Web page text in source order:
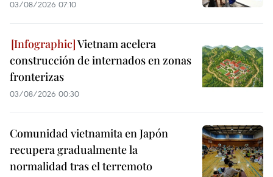
03/08/2026 07:10
Vietnam acelera
construcción de internados en zonas
fronterizas
03/08/2026 00:30
Comunidad vietnamita en Japón
recupera gradualmente la
normalidad tras el terremoto